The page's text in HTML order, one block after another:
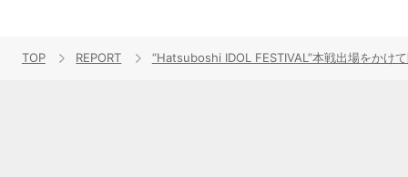
TOP REPORT “Hatsuboshi IDOL FESTIVAL”本戦出場をかけ